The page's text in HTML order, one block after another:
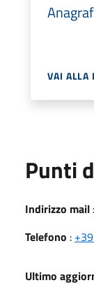
VAI ALLA
Punti
Indirizzo mail :
Telefono :
Ultimo